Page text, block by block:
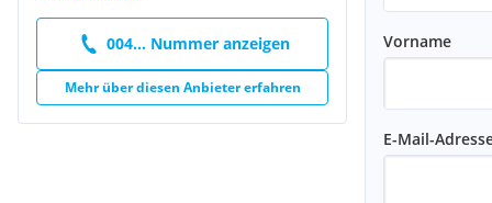
004... Nummer anzeigen
Mehr über diesen Anbieter erfahren
Vorname
E-Mail-